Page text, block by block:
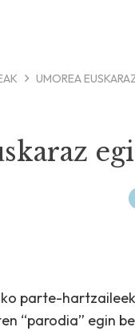
UMOREA
parte-
“parodia” egin